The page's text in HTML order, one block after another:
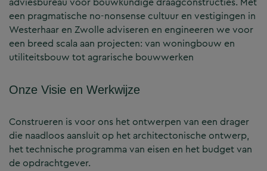
een pragmatische no-nonsense cultuur en vestigingen in
Westerhaar en Zwolle adviseren en engineeren we voor
een breed scala aan projecten: van woningbouw en
utiliteitsbouw tot agrarische bouwwerken
Onze Visie en Werkwijze
Construeren is voor ons het ontwerpen van een drager
die naadloos aansluit op het architectonische ontwerp,
het technische programma van eisen en het budget van
de opdrachtgever.